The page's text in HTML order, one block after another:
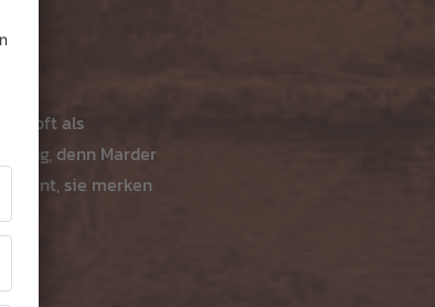
oft als
denn Marder
sie merken